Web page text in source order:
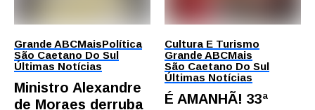
Grande ABCMaisPolítica
São Caetano Do Sul
Últimas Notícias
Ministro Alexandre
de Moraes derruba
Cultura E Turismo
Grande ABCMais
São Caetano Do Sul
Últimas Notícias
É AMANHÃ! 33ª